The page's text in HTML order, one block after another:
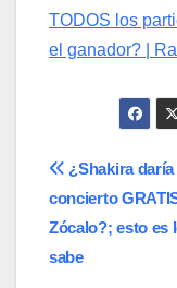
TODOS los
el ganador? |
de
entradas
¿Shakira daría
concierto
Zócalo?; esto es
sabe